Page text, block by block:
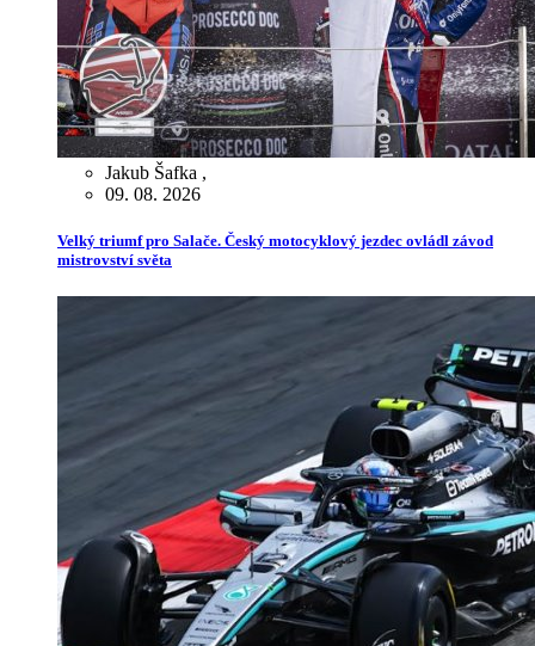
Jakub Šafka ,
09. 08. 2026
Velký triumf pro Salače. Český motocyklový jezdec ovládl závod
mistrovství světa